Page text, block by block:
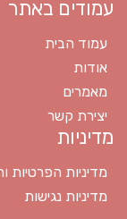
עמודים באתר
עמוד הבית
אודות
מאמרים
יצירת קשר
מדיניות
מדיניות הפרטיות
מדיניות נגישות